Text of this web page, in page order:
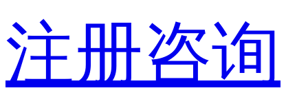
注册咨询